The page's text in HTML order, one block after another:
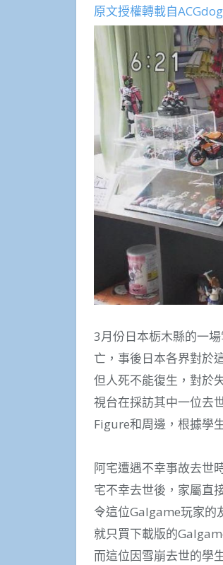
原文授權轉載自
3月份日本栃木縣的一
亡，事後日本各界對於
但人死不能復生，對於
視台在採訪其中一位去
Figure和周邊，根據學
阿宅遭遇不幸事故去世
宅不幸去世後，家屬直
令這位Galgame玩家的
就只買下載版的
而這位因雪崩去世的學